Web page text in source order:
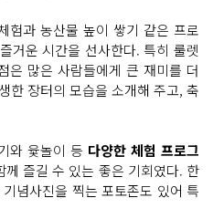
험과 농산물 높이 쌓기 같은 프로
거운 시간을 선사한다. 특히 룰렛
은 많은 사람들에게 큰 재미를 더
한 장터의 모습을 소개해 주고, 축
와 윷놀이 등 다양한 체험 프로그
즐길 수 있는 좋은 기회였다. 한
념사진을 찍는 포토존도 있어 특